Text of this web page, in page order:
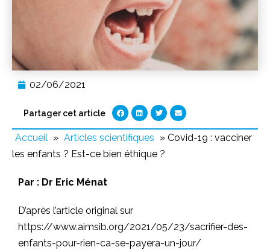
02/06/2021
Partager cet article
Accueil » Articles scientifiques » Covid-19 : vacciner
les enfants ? Est-ce bien éthique ?
Par : Dr Eric Ménat
D’après l’article original sur
https://www.aimsib.org/2021/05/23/sacrifier-des-
enfants-pour-rien-ca-se-payera-un-jour/